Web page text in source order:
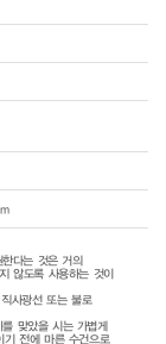
다는 것은 거의
않도록 사용하는 것이
사광선 또는 불로
맞았을 시는 가볍게
기 전에 마른 수건으로